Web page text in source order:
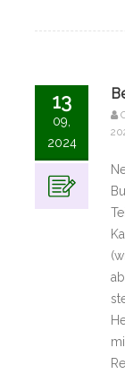
13
09,
2024